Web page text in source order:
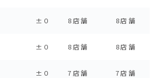
±０ 8店舗 8店舗
±０ 8店舗 8店舗
±０ 7店舗 7店舗